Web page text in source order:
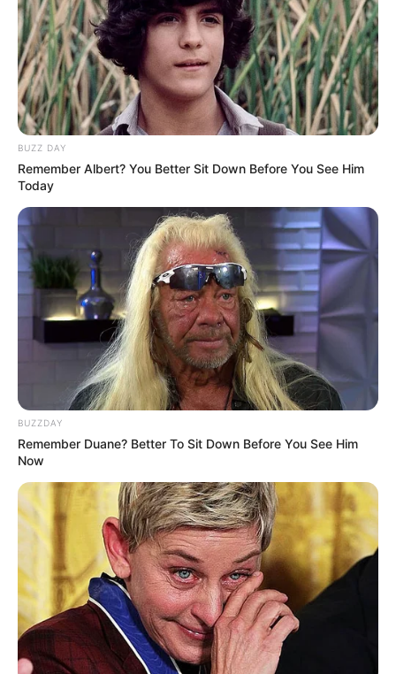
BUZZ DAY
Remember Albert? You Better Sit Down Before You See Him
Today
BUZZDAY
Remember Duane? Better To Sit Down Before You See Him
Now